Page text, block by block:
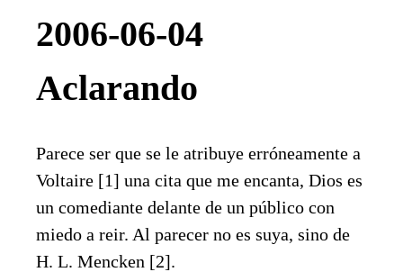
2006-06-04
Aclarando
Parece ser que se le atribuye erróneamente a
Voltaire [1] una cita que me encanta, Dios es
un comediante delante de un público con
miedo a reir. Al parecer no es suya, sino de
H. L. Mencken [2].